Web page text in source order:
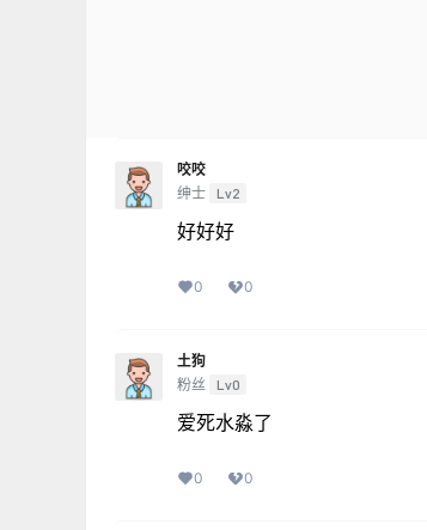
咬咬
绅士 Lv2
好好好
0 0
土狗
粉丝
Lv0
爱死水淼了
0 0